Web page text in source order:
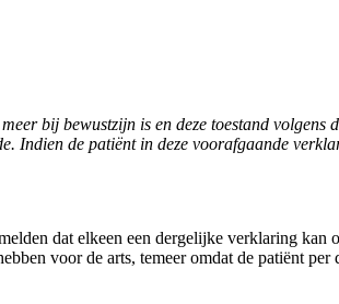
bij bewustzijn is en deze toestand volgens
de patiënt in deze voorafgaande
dat elkeen een dergelijke verklaring kan
voor de arts, temeer omdat de patiënt